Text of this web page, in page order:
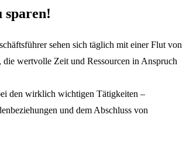
sparen!
sehen sich täglich mit einer Flut von
wertvolle Zeit und Ressourcen in Anspruch
den wirklich wichtigen Tätigkeiten –
und dem Abschluss von